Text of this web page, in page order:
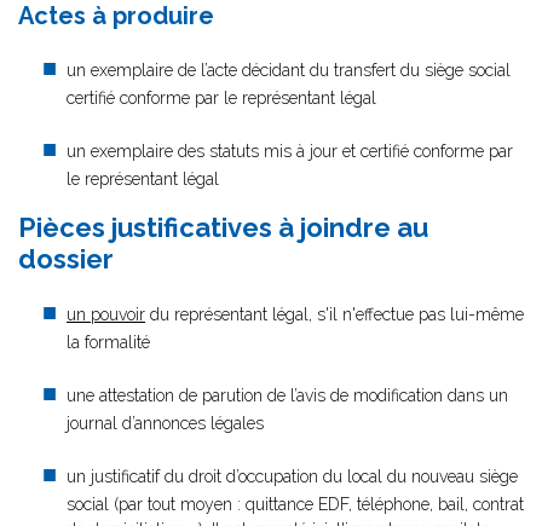
Actes à produire
un exemplaire de l’acte décidant du transfert du siège social
certifié conforme par le représentant légal
un exemplaire des statuts mis à jour et certifié conforme par
le représentant légal
Pièces justificatives à joindre au
dossier
un pouvoir du représentant légal, s'il n'effectue pas lui-même
la formalité
une attestation de parution de l’avis de modification dans un
journal d’annonces légales
un justificatif du droit d’occupation du local du nouveau siège
social (par tout moyen : quittance EDF, téléphone, bail, contrat